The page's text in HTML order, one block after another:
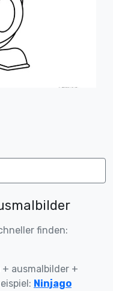
finden:
+ ausmalbilder +
Ninjago